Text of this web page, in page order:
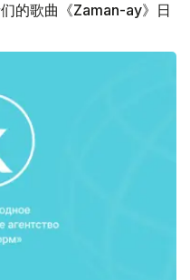
的歌曲《Zaman-ay》日